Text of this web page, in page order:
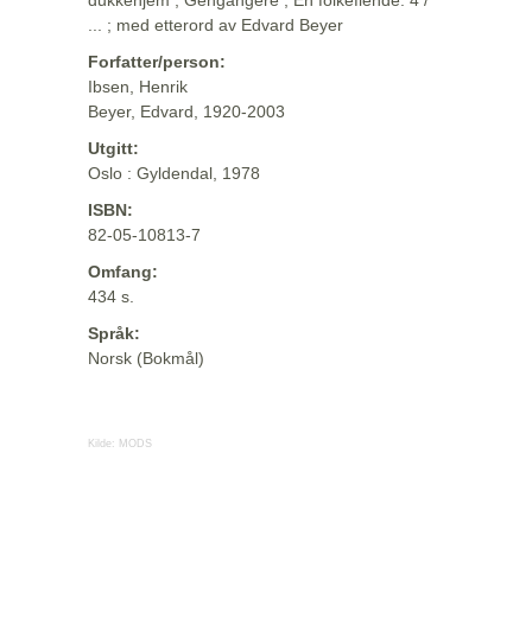
... ; med etterord av Edvard Beyer
Forfatter/person:
Ibsen, Henrik
Beyer, Edvard, 1920-2003
Utgitt:
Oslo : Gyldendal, 1978
ISBN:
82-05-10813-7
Omfang:
434 s.
Språk:
Norsk (Bokmål)
Kilde: MODS